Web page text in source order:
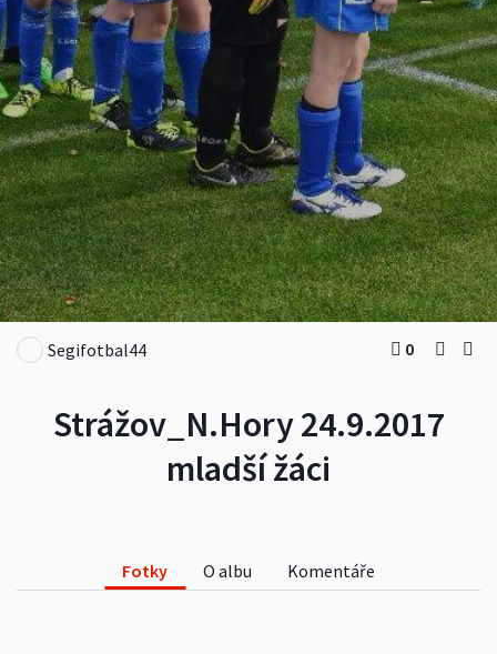
Strážov_N.Hory 24.9.2017
mladší žáci
Segifotbal44 0
Fotky O albu Komentáře